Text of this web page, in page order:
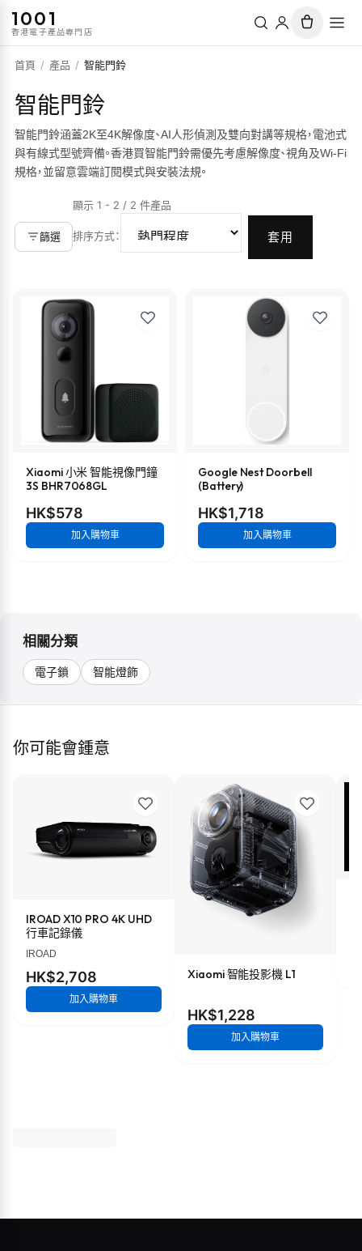
1001
香港電子產品專門店
首頁 / 產品 / 智能門鈴
智能門鈴
智能門鈴涵蓋2K至4K解像度、AI人形偵測及雙向對講等規格，電池式
與有線式型號齊備。香港買智能門鈴需優先考慮解像度、視角及Wi-Fi
規格，並留意雲端訂閱模式與安裝法規。
篩選
顯示 1 - 2 / 2 件產品
排序方式： 套用
Xiaomi 小米 智能視像門鐘
3S BHR7068GL
HK$578
加入購物車
Google Nest Doorbell
(Battery)
HK$1,718
加入購物車
相關分類
電子鎖 智能燈飾
你可能會鍾意
IROAD X10 PRO 4K UHD
行車記錄儀
IROAD
HK$2,708
加入購物車
Xiaomi 智能投影機 L1
HK$1,228
加入購物車